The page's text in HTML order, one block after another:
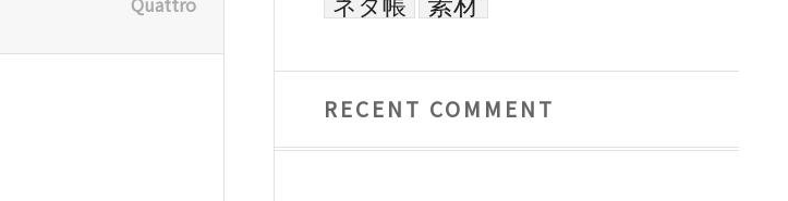
RECENT COMMENT